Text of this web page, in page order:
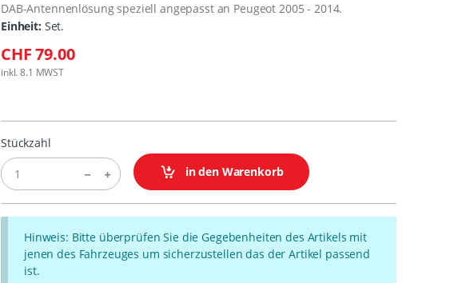
DAB-Antennenlösung speziell angepasst an Peugeot 2005 - 2014.
Einheit: Set.
CHF 79.00
inkl. 8.1 MWST
Stückzahl
in den Warenkorb
Hinweis: Bitte überprüfen Sie die Gegebenheiten des Artikels mit
jenen des Fahrzeuges um sicherzustellen das der Artikel passend
ist.